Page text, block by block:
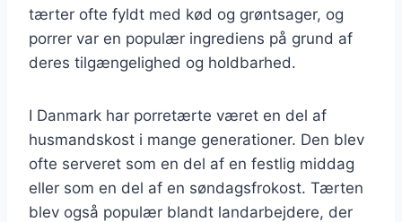
tærter ofte fyldt med kød og grøntsager, og
porrer var en populær ingrediens på grund af
deres tilgængelighed og holdbarhed.
I Danmark har porretærte været en del af
husmandskost i mange generationer. Den blev
ofte serveret som en del af en festlig middag
eller som en del af en søndagsfrokost. Tærten
blev også populær blandt landarbejdere, der